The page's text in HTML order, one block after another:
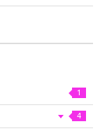
1
4